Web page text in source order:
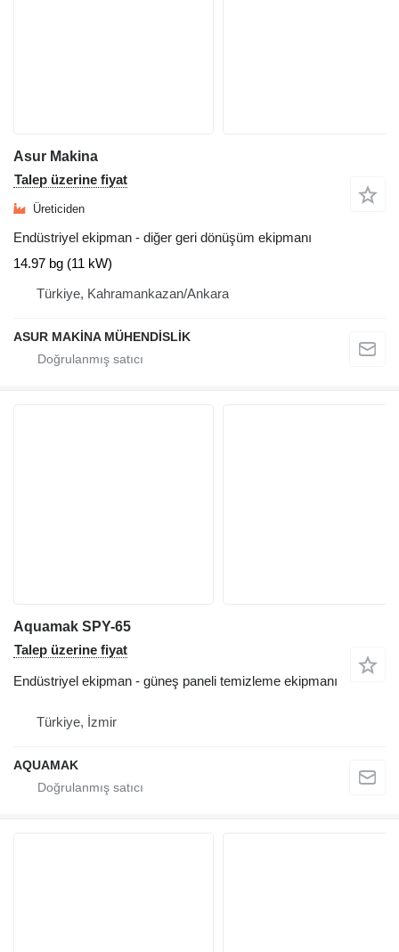
Asur Makina
Talep üzerine fiyat
Üreticiden
Endüstriyel ekipman - diğer geri dönüşüm ekipmanı
14.97 bg (11 kW)
Türkiye, Kahramankazan/Ankara
ASUR MAKİNA MÜHENDİSLİK
Aquamak SPY-65
Talep üzerine fiyat
Endüstriyel ekipman - güneş paneli temizleme ekipmanı
Türkiye, İzmir
AQUAMAK